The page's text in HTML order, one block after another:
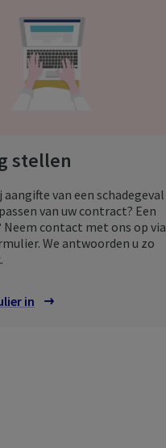
stellen
van een schadegeval
van uw contract? Een
Neem contact met ons op via
We antwoorden u zo
in